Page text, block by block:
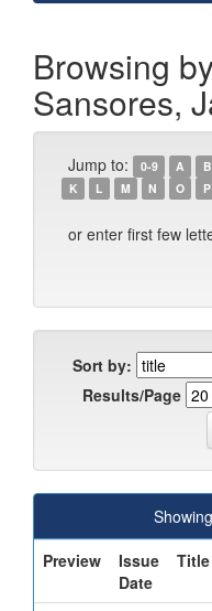
Browsing
Sansores,
Jump to: 0-9 A B
K
L M N O P
or enter first few
Sort by:
Results/Page
Preview
Issue
Date
Title